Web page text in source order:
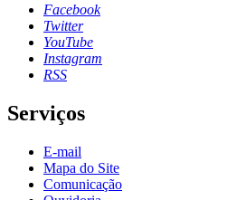
Facebook
Twitter
YouTube
Instagram
RSS
Serviços
E-mail
Mapa do Site
Comunicação